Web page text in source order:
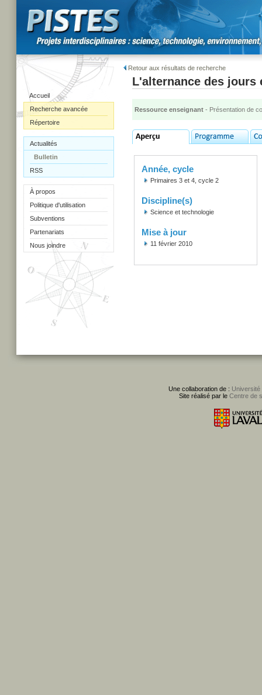
Accueil
Recherche avancée
Répertoire
Actualités
Bulletin
RSS
À propos
Politique d'utilisation
Subventions
Partenariats
Nous joindre
Retour aux résultats de recherche
L'alternance des jours
Ressource enseignant - Présentation de
Année, cycle
Primaires 3 et 4, cycle 2
Discipline(s)
Science et technologie
Mise à jour
11 février 2010
Une collaboration de : Université
Site réalisé par le Centre de